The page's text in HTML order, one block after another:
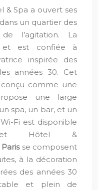
& Spa a ouvert ses
un quartier des
l’agitation. La
et est confiée à
inspirée des
années 30. Cet
comme une
une large
spa, un bar, et un
Fi est disponible
Hôtel &
se composent
à la décoration
des années 30
et plein de